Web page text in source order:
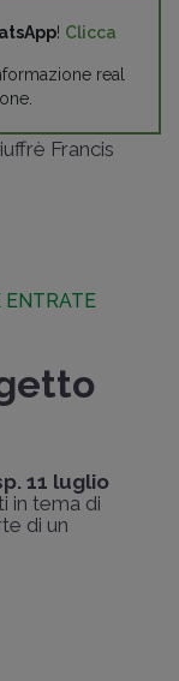
! Clicca
real
Francis
ENTRATE
11 luglio
in tema di
di un